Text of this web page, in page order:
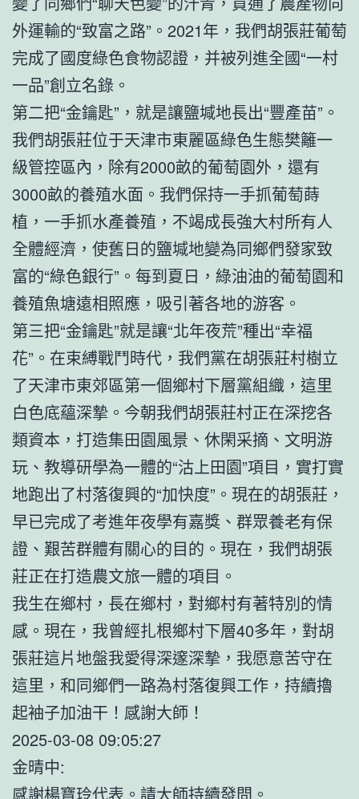
外運輸的“致富之路”。2021年，我們胡張莊葡萄
完成了國度綠色食物認證，并被列進全國“一村
一品”創立名錄。
第二把“金鑰匙”，就是讓鹽堿地長出“豐產苗”。
我們胡張莊位于天津市東麗區綠色生態樊籬一
級管控區內，除有2000畝的葡萄園外，還有
3000畝的養殖水面。我們保持一手抓葡萄蒔
植，一手抓水產養殖，不竭成長強大村所有人
全體經濟，使舊日的鹽堿地變為同鄉們發家致
富的“綠色銀行”。每到夏日，綠油油的葡萄園和
養殖魚塘遠相照應，吸引著各地的游客。
第三把“金鑰匙”就是讓“北年夜荒”種出“幸福
花”。在束縛戰鬥時代，我們黨在胡張莊村樹立
了天津市東郊區第一個鄉村下層黨組織，這里
白色底蘊深摯。今朝我們胡張莊村正在深挖各
類資本，打造集田園風景、休閑采摘、文明游
玩、教導研學為一體的“沽上田園”項目，實打實
地跑出了村落復興的“加快度”。現在的胡張莊，
早已完成了考進年夜學有嘉獎、群眾養老有保
證、艱苦群體有關心的目的。現在，我們胡張
莊正在打造農文旅一體的項目。
我生在鄉村，長在鄉村，對鄉村有著特別的情
感。現在，我曾經扎根鄉村下層40多年，對胡
張莊這片地盤我愛得深邃深摯，我愿意苦守在
這里，和同鄉們一路為村落復興工作，持續擼
起袖子加油干！感謝大師！
2025-03-08 09:05:27
金晴中:
感謝楊寶玲代表。請大師持續發問。